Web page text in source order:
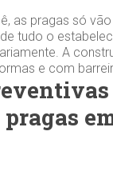
as pragas só
tudo o
A
e com